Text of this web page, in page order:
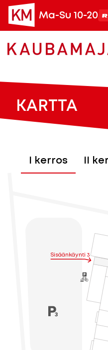
Ma-Su 10-20
KARTTA
I kerros II
Sisäänkäynti 3